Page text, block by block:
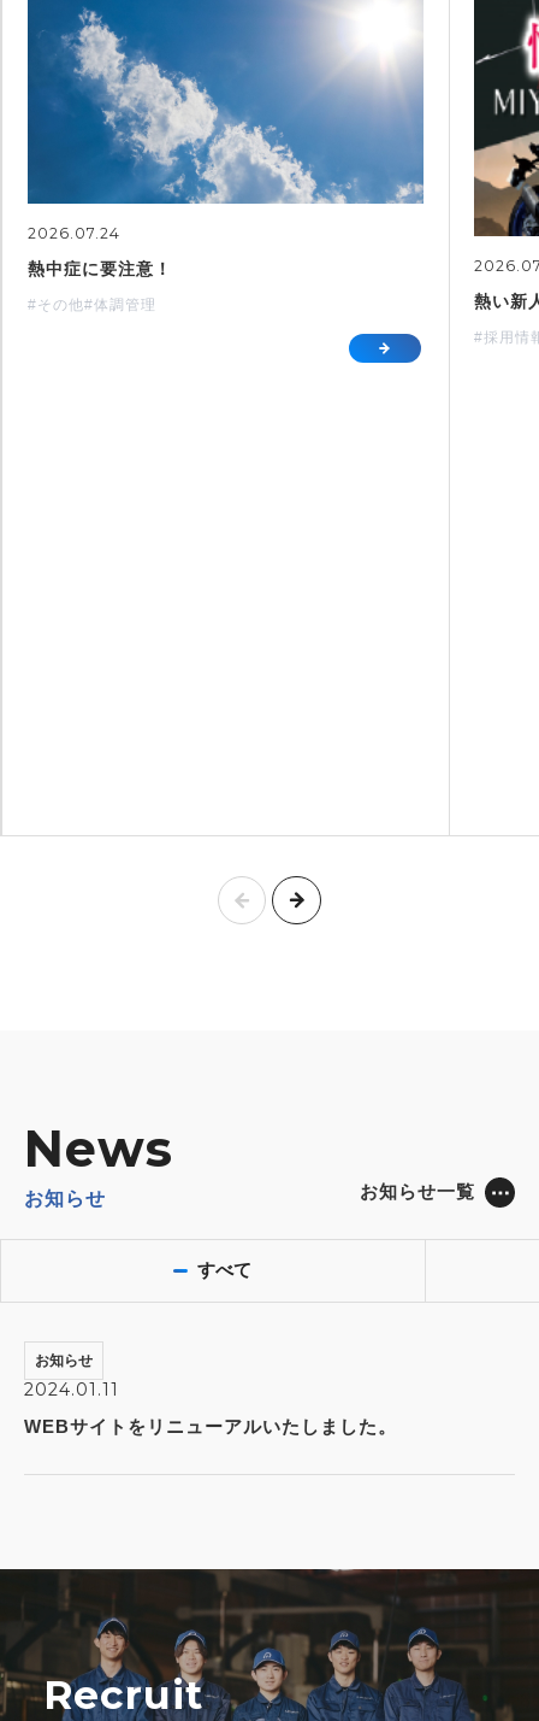
2026.07.24
熱中症に要注意！
#その他#体調管理 熱い新
#採用情
News
お知らせ お知らせ一覧
すべて
お知らせ
2024.01.11
WEBサイトをリニューアルいたしました。
Recruit